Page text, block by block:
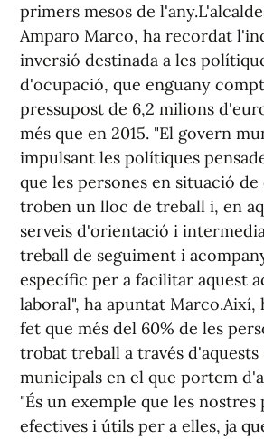
primers mesos de
Amparo Marco, ha recordat
inversió destinada a les
d'ocupació, que enguany
pressupost de 6,2 milions
més que en 2015. "El govern
impulsant les polítiques
que les persones en situació
troben un lloc de treball i, en
serveis d'orientació i
treball de seguiment i
específic per a facilitar aquest
laboral", ha apuntat Marco.Així,
fet que més del 60% de les
trobat treball a través d'aquests
municipals en el que portem
"És un exemple que les
efectives i útils per a elles, ja